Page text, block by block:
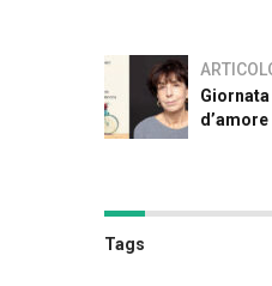
Tags